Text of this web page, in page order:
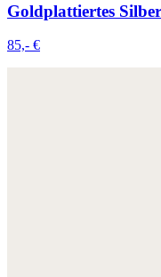
Goldplattiertes Silber
85,- €